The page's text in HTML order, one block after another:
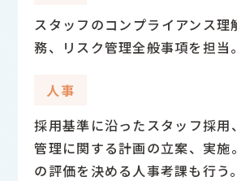
スタッフのコンプライアンス理
務、リスク管理全般事項を担当。
人事
採用基準に沿ったスタッフ採用
管理に関する計画の立案、実施
の評価を決める人事考課も行う。